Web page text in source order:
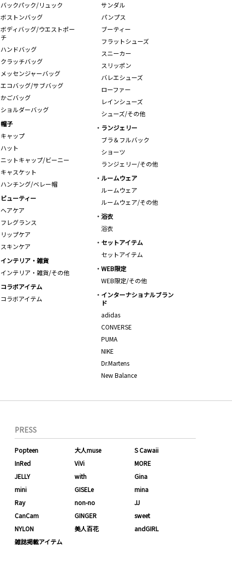
バックパック/リュック
ボストンバッグ
ボディバッグ/ウエストポー
チ
ハンドバッグ
クラッチバッグ
メッセンジャーバッグ
エコバッグ/サブバッグ
かごバッグ
ショルダーバッグ
サンダル
パンプス
ブーティー
フラットシューズ
スニーカー
スリッポン
バレエシューズ
ローファー
レインシューズ
シューズ/その他
帽子
キャップ
ハット
ニットキャップ/ビーニー
キャスケット
ハンチング/ベレー帽
ランジェリー
ブラ＆フルバック
ショーツ
ランジェリー/その他
ルームウェア
ルームウェア
ルームウェア/その他
ビューティー
ヘアケア
フレグランス
リップケア
スキンケア
浴衣
浴衣
セットアイテム
セットアイテム
インテリア・雑貨
インテリア・雑貨/その他
WEB限定
WEB限定/その他
コラボアイテム
コラボアイテム
インターナショナルブラン
ド
adidas
CONVERSE
PUMA
NIKE
Dr.Martens
New Balance
PRESS
Popteen 大人muse
S Cawaii
InRed
ViVi
MORE
JELLY
with
Gina
mini
GISELe
mina
Ray
non-no
JJ
CanCam
GINGER
sweet
NYLON
美人百花
andGIRL
雑誌掲載アイテム